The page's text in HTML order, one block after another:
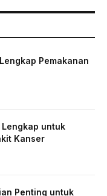
Pemakanan
untuk
Kanser
Penting untuk